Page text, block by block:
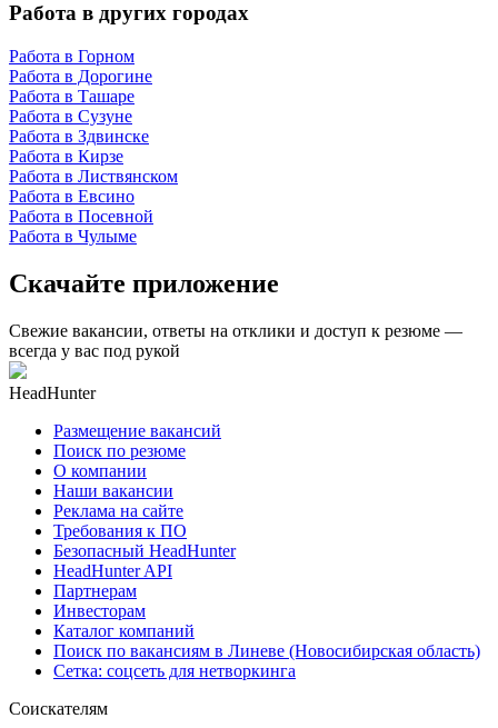
Работа в других городах
Работа в Горном
Работа в Дорогине
Работа в Ташаре
Работа в Сузуне
Работа в Здвинске
Работа в Кирзе
Работа в Листвянском
Работа в Евсино
Работа в Посевной
Работа в Чулыме
Скачайте приложение
Свежие вакансии, ответы на отклики и доступ к резюме —
всегда у вас под рукой
HeadHunter
Размещение вакансий
Поиск по резюме
О компании
Наши вакансии
Реклама на сайте
Требования к ПО
Безопасный HeadHunter
HeadHunter API
Партнерам
Инвесторам
Каталог компаний
Поиск по вакансиям в Линеве (Новосибирская область)
Сетка: соцсеть для нетворкинга
Соискателям